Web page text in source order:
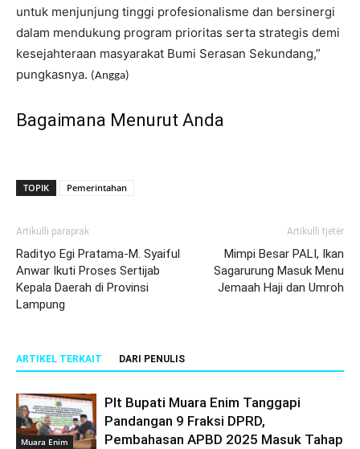
untuk menjunjung tinggi profesionalisme dan bersinergi
dalam mendukung program prioritas serta strategis demi
kesejahteraan masyarakat Bumi Serasan Sekundang,”
pungkasnya. (Angga)
Bagaimana Menurut Anda
TOPIK Pemerintahan
Artikulli paraprak
Radityo Egi Pratama-M. Syaiful
Anwar Ikuti Proses Sertijab
Kepala Daerah di Provinsi
Lampung
Artikulli tjetër
Mimpi Besar PALI, Ikan
Sagarurung Masuk Menu
Jemaah Haji dan Umroh
ARTIKEL TERKAIT DARI PENULIS
Muara Enim
Plt Bupati Muara Enim Tanggapi
Pandangan 9 Fraksi DPRD,
Pembahasan APBD 2025 Masuk Tahap